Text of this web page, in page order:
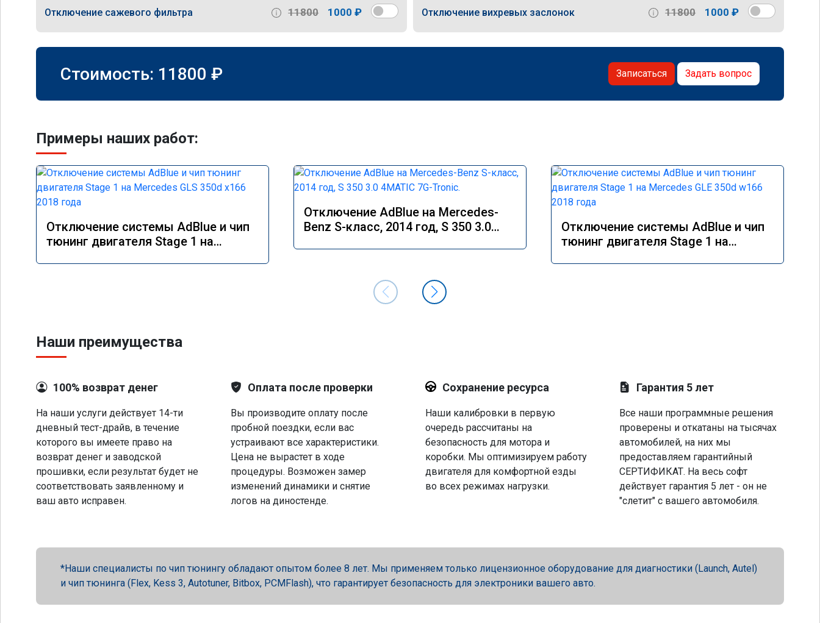
Отключение сажевого фильтра 11800 1000 ₽ Отключение вихревых заслонок 11800 1000 ₽
Стоимость: 11800 ₽ Записаться Задать вопрос
Примеры наших работ:
Отключение системы AdBlue и чип
тюнинг двигателя Stage 1 на
Отключение AdBlue на Mercedes-
Benz S-класс, 2014 год, S 350 3.0
Отключение системы AdBlue и чип
тюнинг двигателя Stage 1 на
Наши преимущества
100% возврат денег
На наши услуги действует 14-ти
дневный тест-драйв, в течение
которого вы имеете право на
возврат денег и заводской
прошивки, если результат будет не
соответствовать заявленному и
ваш авто исправен.
Оплата после проверки
Вы производите оплату после
пробной поездки, если вас
устраивают все характеристики.
Цена не вырастет в ходе
процедуры. Возможен замер
изменений динамики и снятие
логов на диностенде.
Сохранение ресурса
Наши калибровки в первую
очередь рассчитаны на
безопасность для мотора и
коробки. Мы оптимизируем работу
двигателя для комфортной езды
во всех режимах нагрузки.
Гарантия 5 лет
Все наши программные решения
проверены и откатаны на тысячах
автомобилей, на них мы
предоставляем гарантийный
СЕРТИФИКАТ. На весь софт
действует гарантия 5 лет - он не
"слетит" с вашего автомобиля.
Наши специалисты по чип тюнингу обладают опытом более 8 лет. Мы применяем только лицензионное оборудование для диагностики (Launch, Autel)
и чип тюнинга (Flex, Kess 3, Autotuner, Bitbox, PCMFlash), что гарантирует безопасность для электроники вашего авто.